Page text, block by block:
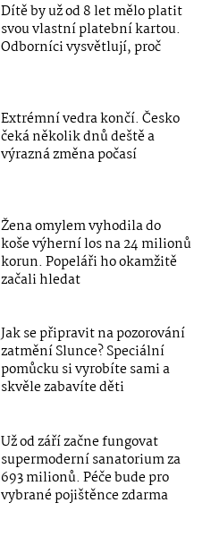
Dítě by už od 8 let mělo platit
svou vlastní platební kartou.
Odborníci vysvětlují, proč
Extrémní vedra končí. Česko
čeká několik dnů deště a
výrazná změna počasí
Žena omylem vyhodila do
koše výherní los na 24 milionů
korun. Popeláři ho okamžitě
začali hledat
Jak se připravit na pozorování
zatmění Slunce? Speciální
pomůcku si vyrobíte sami a
skvěle zabavíte děti
Už od září začne fungovat
supermoderní sanatorium za
693 milionů. Péče bude pro
vybrané pojištěnce zdarma